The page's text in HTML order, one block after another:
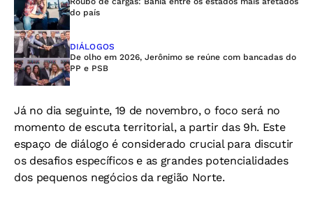
do país
DIÁLOGOS
De olho em 2026, Jerônimo se reúne com bancadas do
PP e PSB
Já no dia seguinte, 19 de novembro, o foco será no
momento de escuta territorial, a partir das 9h. Este
espaço de diálogo é considerado crucial para discutir
os desafios específicos e as grandes potencialidades
dos pequenos negócios da região Norte.